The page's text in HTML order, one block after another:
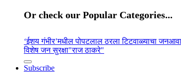
Or check our Popular Categories...
‘ईशय गंभीर’मधील पोपटलाल ठरला टिटवाळ्याचा
विशेष जन सुरक्षा"राज ठाकरे"
Subscribe